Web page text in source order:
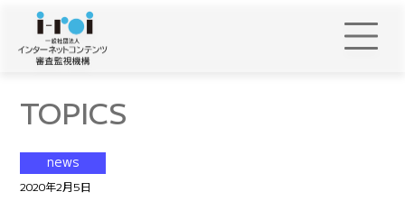
TOPICS
news
2020年2月5日